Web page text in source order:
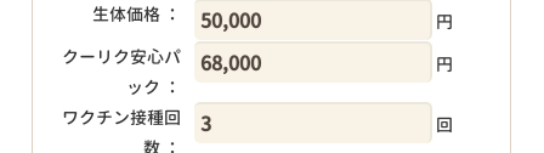
生体価格 ：
円
クーリク安心パ
ック ：
円
ワクチン接種回
数 ：
回